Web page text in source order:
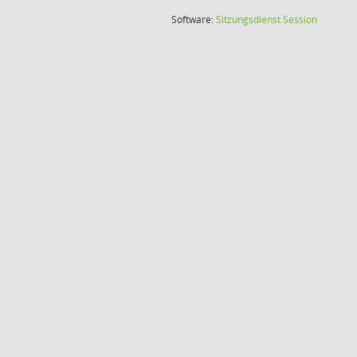
Software:SitzungsdienstSession(Wird in